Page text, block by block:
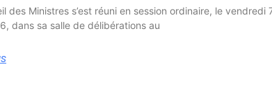
des Ministres s’est réuni en session ordinaire, le vendredi
dans sa salle de délibérations au